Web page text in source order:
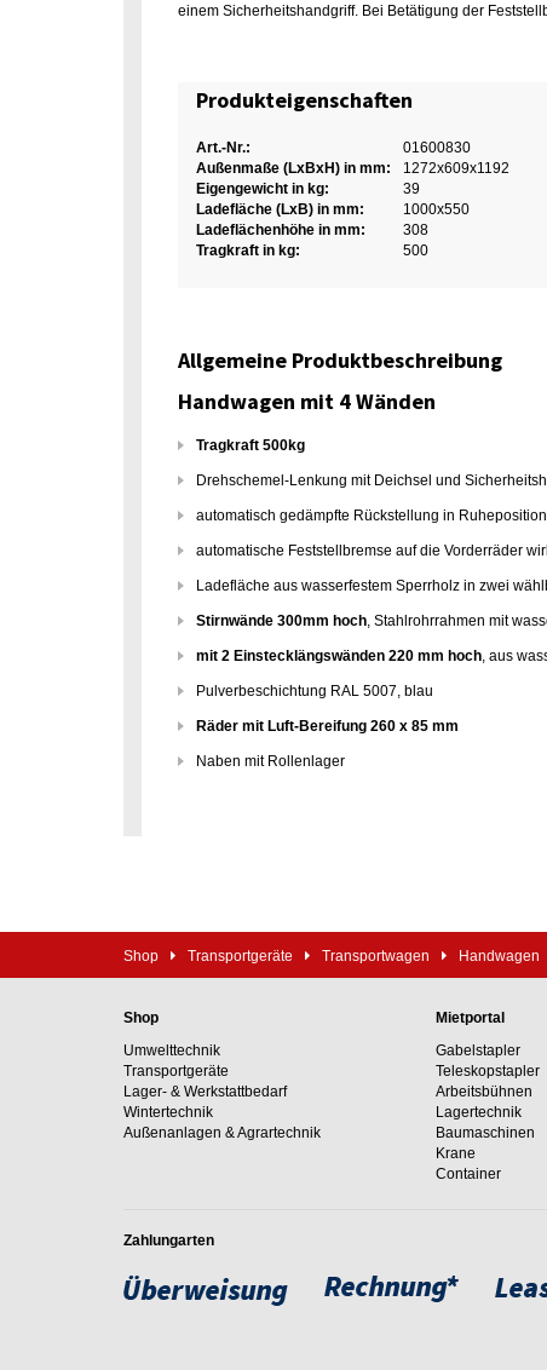
einem Sicherheitshandgriff. Bei Betätigung der
Produkteigenschaften
Art.-Nr.:
01600830
Außenmaße (LxBxH) in mm:
1272x609x1192
Eigengewicht in kg:
39
Ladefläche (LxB) in mm:
1000x550
Ladeflächenhöhe in mm:
308
Tragkraft in kg:
500
Allgemeine Produktbeschreibung
Handwagen mit 4 Wänden
Tragkraft 500kg
Drehschemel-Lenkung mit Deichsel und
automatisch gedämpfte Rückstellung in Ruheposition
automatische Feststellbremse auf die Vorderräder
Ladefläche aus wasserfestem Sperrholz in zwei
Stirnwände 300mm hoch, Stahlrohrrahmen mit
mit 2 Einstecklängswänden 220 mm hoch, aus
Pulverbeschichtung RAL 5007, blau
Räder mit Luft-Bereifung 260 x 85 mm
Naben mit Rollenlager
Shop Transportgeräte Transportwagen Handwagen
Shop
Umwelttechnik
Transportgeräte
Lager- & Werkstattbedarf
Wintertechnik
Außenanlagen & Agrartechnik
Mietportal
Gabelstapler
Teleskopstapler
Arbeitsbühnen
Lagertechnik
Baumaschinen
Krane
Container
Zahlungarten